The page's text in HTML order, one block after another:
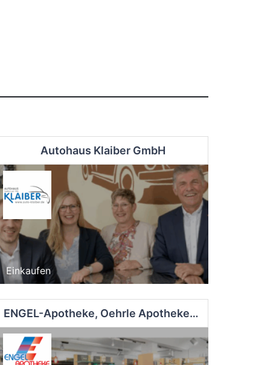
Autohaus Klaiber GmbH
Einkaufen
ENGEL-Apotheke, Oehrle Apotheken OHG - Spaichingen